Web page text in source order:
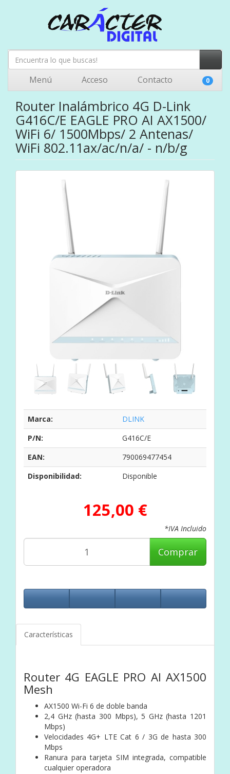
Menú Acceso Contacto 0
Router Inalámbrico 4G D-Link
G416C/E EAGLE PRO AI AX1500/
WiFi 6/ 1500Mbps/ 2 Antenas/
WiFi 802.11ax/ac/n/a/ - n/b/g
Marca:
DLINK
P/N:
G416C/E
EAN:
790069477454
Disponibilidad:
Disponible
125,00 €
*IVA Incluido
Comprar
Características
Router 4G EAGLE PRO AI AX1500
Mesh
AX1500 Wi-Fi 6 de doble banda
2,4 GHz (hasta 300 Mbps), 5 GHz (hasta 1201
Mbps)
Velocidades 4G+ LTE Cat 6 / 3G de hasta 300
Mbps
Ranura para tarjeta SIM integrada, compatible
cualquier operadora